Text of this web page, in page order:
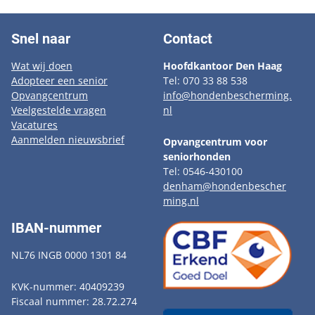
Snel naar
Wat wij doen
Adopteer een senior
Opvangcentrum
Veelgestelde vragen
Vacatures
Aanmelden nieuwsbrief
Contact
Hoofdkantoor Den Haag
Tel: 070 33 88 538
info@hondenbescherming.
nl
Opvangcentrum voor
seniorhonden
Tel: 0546-430100
denham@hondenbescher
ming.nl
IBAN-nummer
NL76 INGB 0000 1301 84
KVK-nummer: 40409239
Fiscaal nummer: 28.72.274